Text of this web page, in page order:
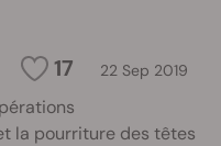
17 22 Sep 2019
la pourriture des têtes